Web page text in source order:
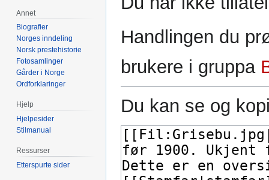
til
til
Handlingen du
brukere i gruppa
Du kan se og
Annet
Biografier
Norges inndeling
Norsk prestehistorie
Fotosamlinger
Gårder i Norge
Ordforklaringer
Hjelp
Hjelpesider
Stilmanual
Ressurser
Etterspurte sider